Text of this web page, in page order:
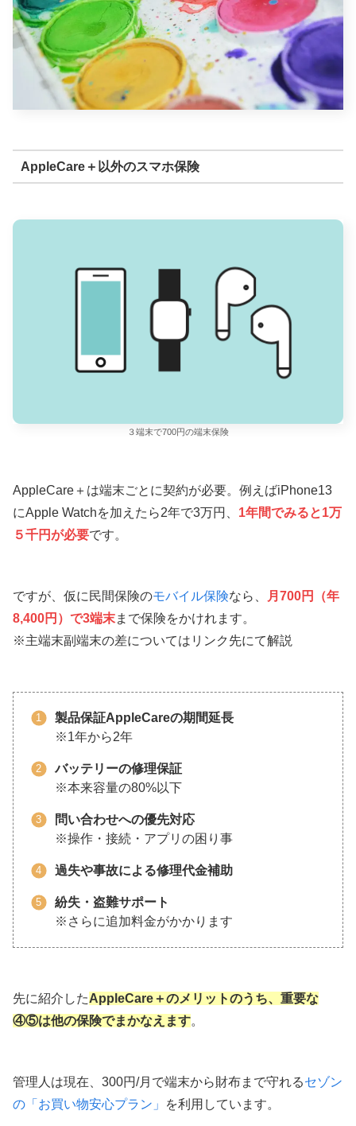
AppleCare＋以外のスマホ保険
３端末で700円の端末保険
AppleCare＋は端末ごとに契約が必要。例えばiPhone13
にApple Watchを加えたら2年で3万円、 1年間でみると1万
５千円が必要です。
ですが、仮に民間保険のモバイル保険なら、
月700円（年
8,400円）で3端末まで保険をかけれます。
※主端末副端末の差についてはリンク先にて解説
製品保証AppleCareの期間延長
※1年から2年
バッテリーの修理保証
※本来容量の80%以下
問い合わせへの優先対応
※操作・接続・アプリの困り事
過失や事故による修理代金補助
紛失・盗難サポート
※さらに追加料金がかかります
先に紹介したAppleCare＋のメリットのうち、重要な
④⑤は他の保険でまかなえます。
管理人は現在、300円/月で端末から財布まで守れるセゾン
の「お買い物安心プラン」
を利用しています。